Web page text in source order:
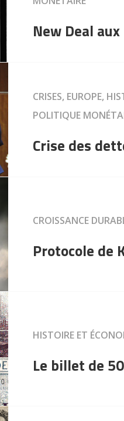
New Deal
CRISES, EUROPE,
POLITIQUE
Crise des
CROISSANCE
Protocole de
HISTOIRE ET
Le billet de